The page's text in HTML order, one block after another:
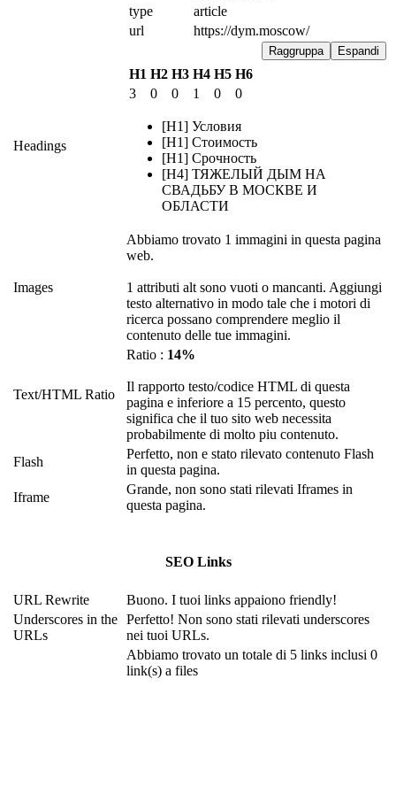
type
article
url
https://dym.moscow/
Espandi
Raggruppa
Headings
H1 H2 H3 H4 H5 H6
3
0 0 1 0 0
[H1] Условия
[H1] Стоимость
[H1] Срочность
[H4] ТЯЖЕЛЫЙ ДЫМ НА
СВАДЬБУ В МОСКВЕ И
ОБЛАСТИ
Images
Abbiamo trovato 1 immagini in questa pagina
web.
1 attributi alt sono vuoti o mancanti. Aggiungi
testo alternativo in modo tale che i motori di
ricerca possano comprendere meglio il
contenuto delle tue immagini.
Text/HTML Ratio
Ratio : 14%
Il rapporto testo/codice HTML di questa
pagina e inferiore a 15 percento, questo
significa che il tuo sito web necessita
probabilmente di molto piu contenuto.
Flash
Perfetto, non e stato rilevato contenuto Flash
in questa pagina.
Iframe
Grande, non sono stati rilevati Iframes in
questa pagina.
SEO Links
URL Rewrite
Buono. I tuoi links appaiono friendly!
Underscores in the
URLs
Perfetto! Non sono stati rilevati underscores
nei tuoi URLs.
Abbiamo trovato un totale di 5 links inclusi 0
link(s) a files